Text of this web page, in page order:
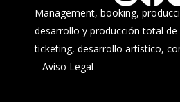
Management, booking,
desarrollo y producción total
ticketing, desarrollo artístico,
Aviso Legal